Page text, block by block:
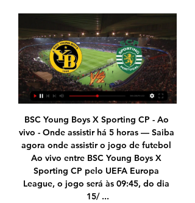
BSC Young Boys X Sporting CP - Ao
vivo - Onde assistir há 5 horas — Saiba
agora onde assistir o jogo de futebol
Ao vivo entre BSC Young Boys X
Sporting CP pelo UEFA Europa
League, o jogo será às 09:45, do dia
15/ ...